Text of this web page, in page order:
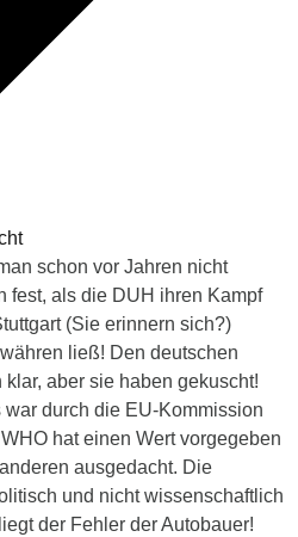
schon vor Jahren nicht
fest, als die DUH ihren Kampf
(Sie erinnern sich?)
ließ! Den deutschen
aber sie haben gekuscht!
durch die EU-Kommission
hat einen Wert vorgegeben
ausgedacht. Die
und nicht wissenschaftlich
der Fehler der Autobauer!